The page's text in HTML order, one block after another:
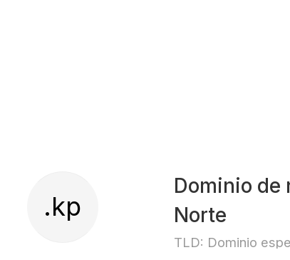
.kp
Dominio de
Norte
TLD: Dominio